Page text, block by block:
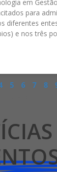
em
para
diferentes
e nos três
5 6 7 8